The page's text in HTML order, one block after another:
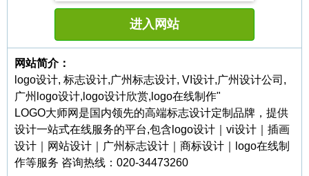
进入网站
网站简介：
logo设计, 标志设计,广州标志设计, VI设计,广州设计公司,
广州logo设计,logo设计欣赏,logo在线制作"
LOGO大师网是国内领先的高端标志设计定制品牌，提供
设计一站式在线服务的平台,包含logo设计｜vi设计｜插画
设计｜网站设计｜广州标志设计｜商标设计｜logo在线制
作等服务 咨询热线：020-34473260